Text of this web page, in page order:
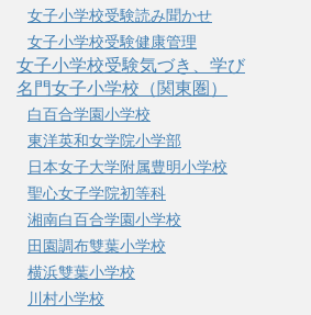
女子小学校受験読み聞かせ
女子小学校受験健康管理
女子小学校受験気づき、学び
名門女子小学校（関東圏）
白百合学園小学校
東洋英和女学院小学部
日本女子大学附属豊明小学校
聖心女子学院初等科
湘南白百合学園小学校
田園調布雙葉小学校
横浜雙葉小学校
川村小学校